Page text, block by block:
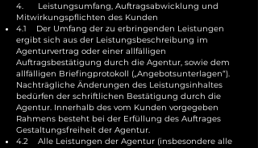
4. Leistungsumfang, Auftragsabwicklung und
Mitwirkungspflichten des Kunden
4.1 Der Umfang der zu erbringenden Leistungen
ergibt sich aus der Leistungsbeschreibung im
Agenturvertrag oder einer allfälligen
Auftragsbestätigung durch die Agentur, sowie dem
allfälligen Briefingprotokoll („Angebotsunterlagen“).
Nachträgliche Änderungen des Leistungsinhaltes
bedürfen der schriftlichen Bestätigung durch die
Agentur. Innerhalb des vom Kunden vorgegeben
Rahmens besteht bei der Erfüllung des Auftrages
Gestaltungsfreiheit der Agentur.
4.2 Alle Leistungen der Agentur (insbesondere alle